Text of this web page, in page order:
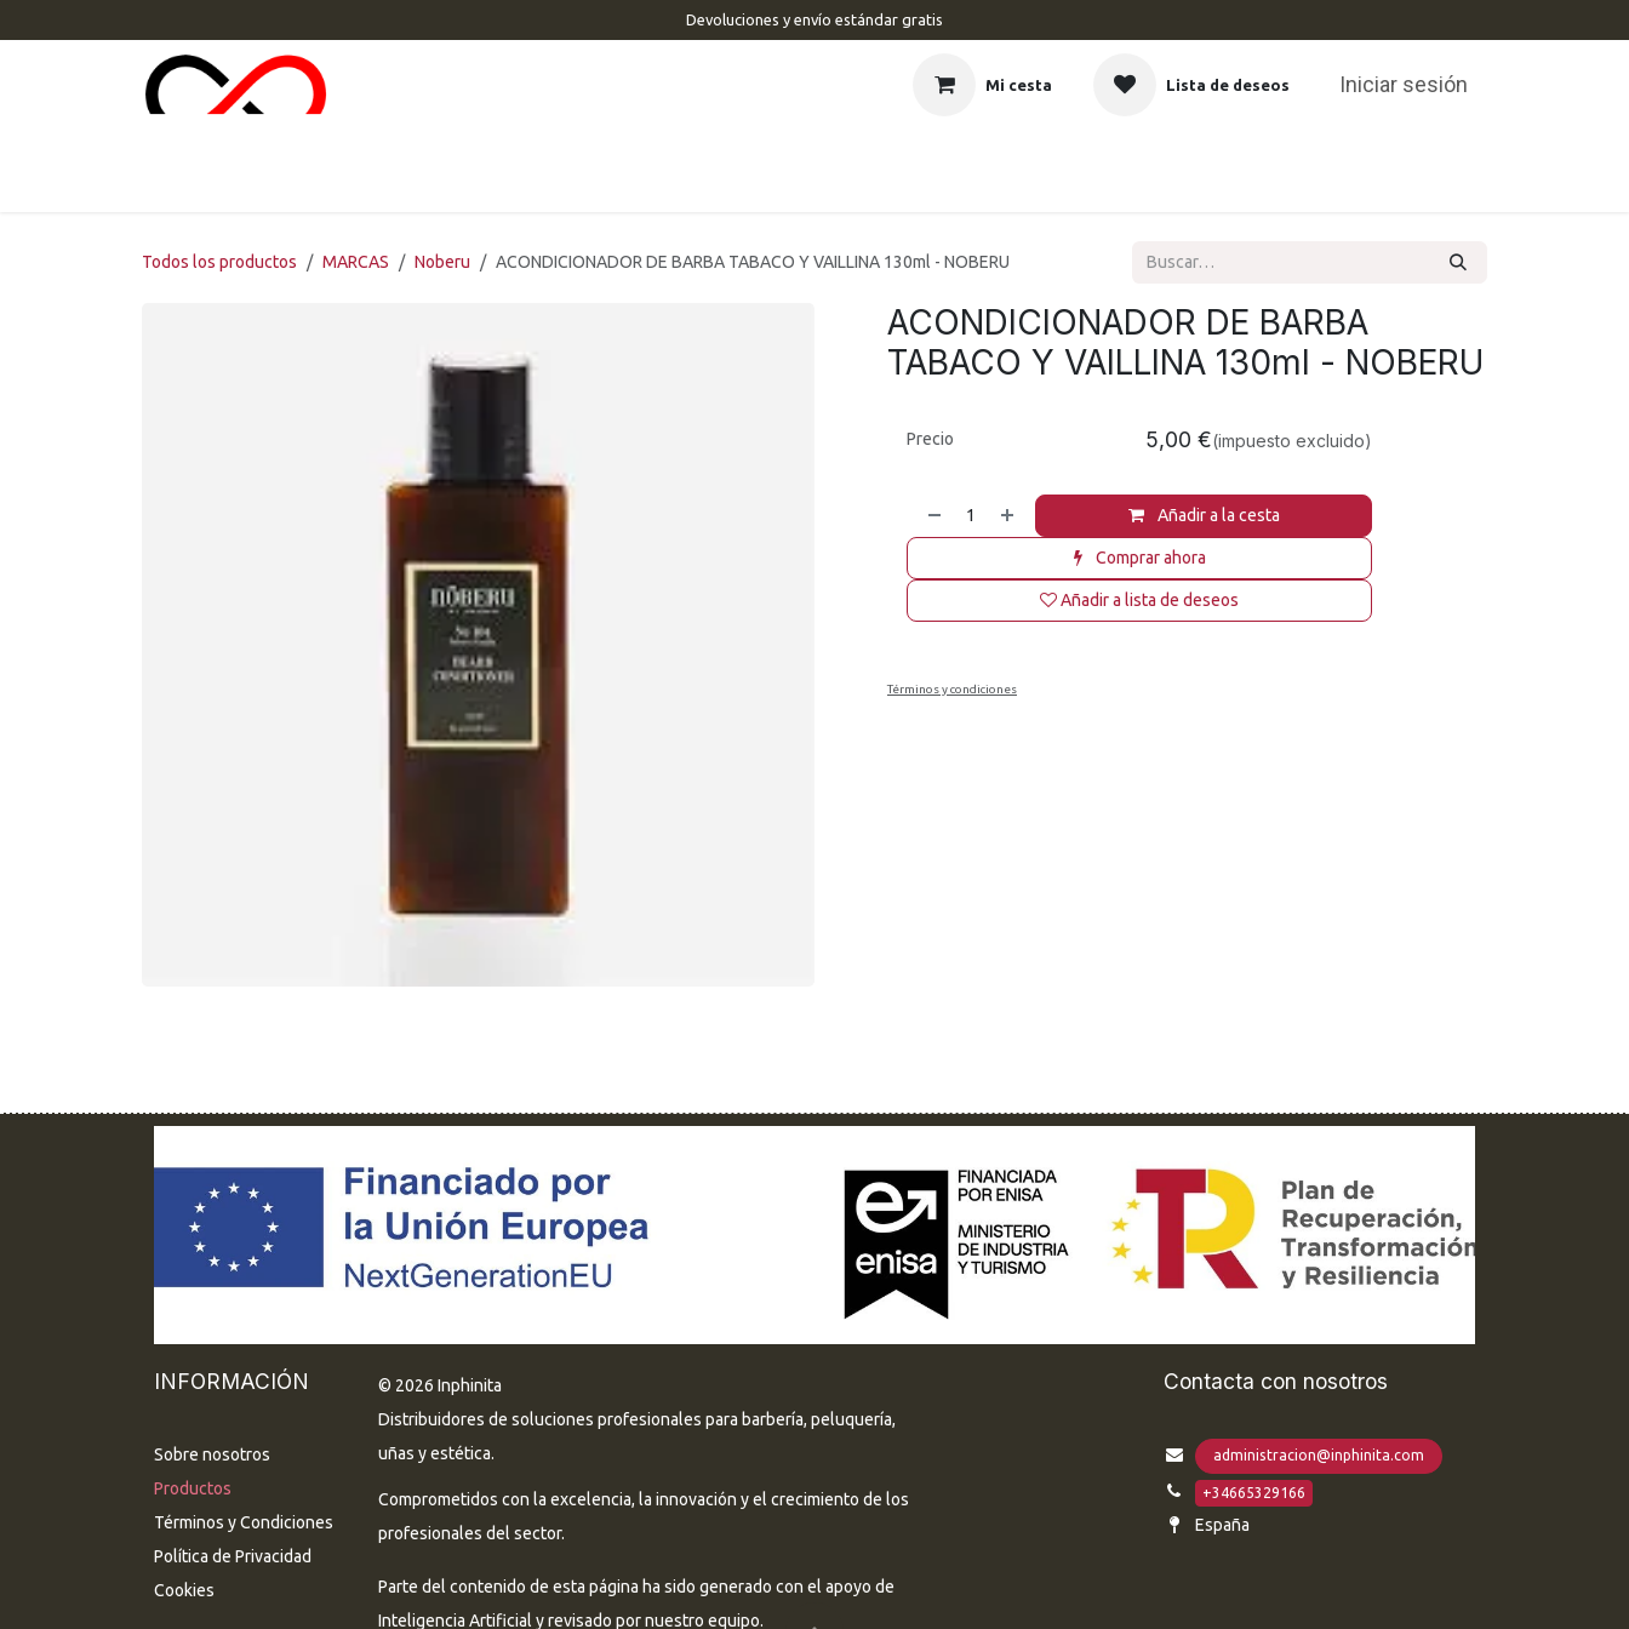
Devoluciones y envío estándar gratis
Mi cesta Lista de deseos Iniciar sesión
Todos los productos MARCAS Noberu ACONDICIONADOR DE BARBA TABACO Y VAILLINA 130ml - NOBERU
ACONDICIONADOR DE BARBA
TABACO Y VAILLINA 130ml - NOBERU
Añadir a la cesta
Comprar ahora
Añadir a lista de deseos
Precio 5,00 €(impuesto excluido)
Términos y condiciones
© 2026 Inphinita
Distribuidores de soluciones profesionales para barbería, peluquería,
uñas y estética.
Comprometidos con la excelencia, la innovación y el crecimiento de los
profesionales del sector.
Parte del contenido de esta página ha sido generado con el apoyo de
Inteligencia Artificial y revisado por nuestro equipo.
INFORMACIÓN
Sobre nosotros
Productos
Términos y Condiciones
Política de Privacidad
Cookies
Contacta con nosotros
administracion@inphinita.com
+34665329166
España